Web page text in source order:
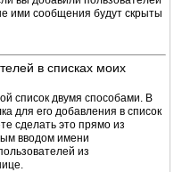
ими сообщения будут скрыты
в списках моих
список двумя способами. В
для его добавления в список
сделать это прямо из
вводом имени
из